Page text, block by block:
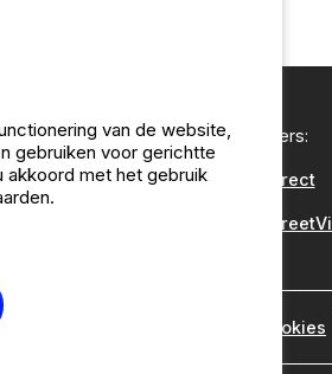
Onze partners:
CampingDirect
wij? Cookies
van de website,
gebruiken voor gerichtte
akkoord met het gebruik